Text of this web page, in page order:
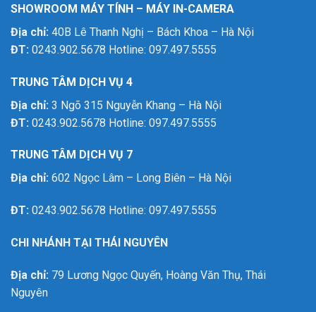
SHOWROOM MÁY TÍNH – MÁY IN-CAMERA
Địa chỉ: 40B Lê Thanh Nghị – Bách Khoa – Hà Nội
ĐT: 0243.902.5678 Hotline: 097.497.5555
TRUNG TÂM DỊCH VỤ 4
Địa chỉ: 3 Ngõ 315 Nguyễn Khang – Hà Nội
ĐT: 0243.902.5678 Hotline: 097.497.5555
TRUNG TÂM DỊCH VỤ 7
Địa chỉ: 602 Ngọc Lâm – Long Biên – Hà Nội
ĐT: 0243.902.5678 Hotline: 097.497.5555
CHI NHÁNH TẠI THÁI NGUYÊN
Địa chỉ: 79 Lương Ngọc Quyến, Hoàng Văn Thụ, Thái
Nguyên